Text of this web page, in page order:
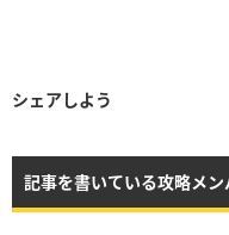
シェアしよう
記事を書いている攻略メン